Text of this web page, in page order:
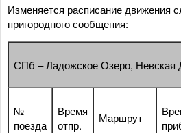
Изменяется расписание движения
пригородного сообщения:
СПб – Ладожское Озеро, Невская
№
поезда
Время
отпр.
Маршрут